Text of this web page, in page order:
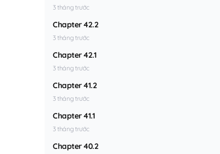
3 tháng trước
Chapter 42.2
3 tháng trước
Chapter 42.1
3 tháng trước
Chapter 41.2
3 tháng trước
Chapter 41.1
3 tháng trước
Chapter 40.2